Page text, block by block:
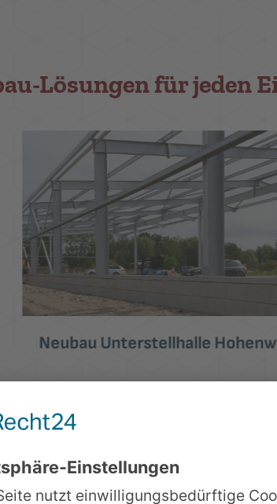
Lösungen für jeden
Prämab GmbH Burg